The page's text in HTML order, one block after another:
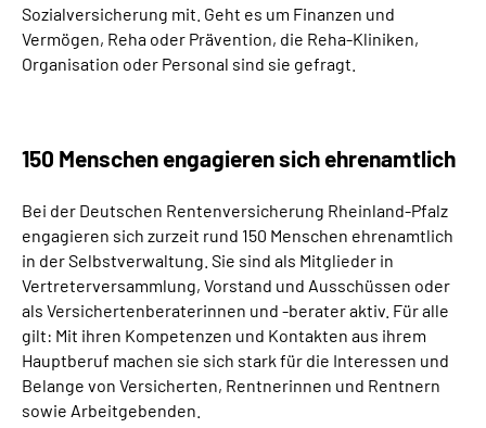
Sozialversicherung mit. Geht es um Finanzen und
Vermögen, Reha oder Prävention, die Reha-Kliniken,
Organisation oder Personal sind sie gefragt.
150 Menschen engagieren sich ehrenamtlich
Bei der Deutschen Rentenversicherung Rheinland-Pfalz
engagieren sich zurzeit rund 150 Menschen ehrenamtlich
in der Selbstverwaltung. Sie sind als Mitglieder in
Vertreterversammlung, Vorstand und Ausschüssen oder
als Versichertenberaterinnen und -berater aktiv. Für alle
gilt: Mit ihren Kompetenzen und Kontakten aus ihrem
Hauptberuf machen sie sich stark für die Interessen und
Belange von Versicherten, Rentnerinnen und Rentnern
sowie Arbeitgebenden.